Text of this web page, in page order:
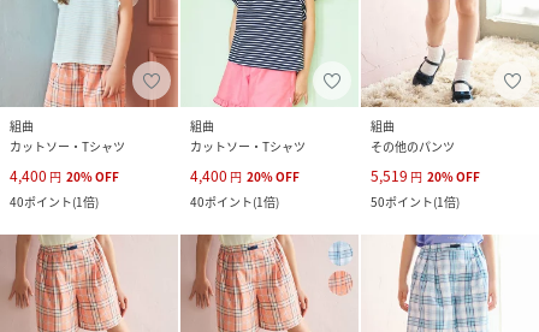
組曲
カットソー・Tシャツ
4,400 円 20%OFF
40ポイント(1倍)
組曲
カットソー・Tシャツ
4,400 円 20%OFF
40ポイント(1倍)
組曲
その他のパンツ
5,519 円 20%OFF
50ポイント(1倍)